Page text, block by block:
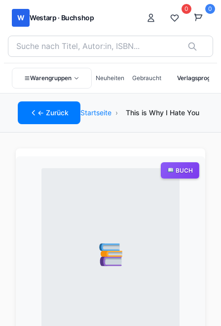
W Westarp · Buchshop
Bücher suchen nach Titel, Autor:in oder ISBN
0 0
Warengruppen Neuheiten Gebraucht
← Zurück Startseite › This is Why I Hate You
BUCH